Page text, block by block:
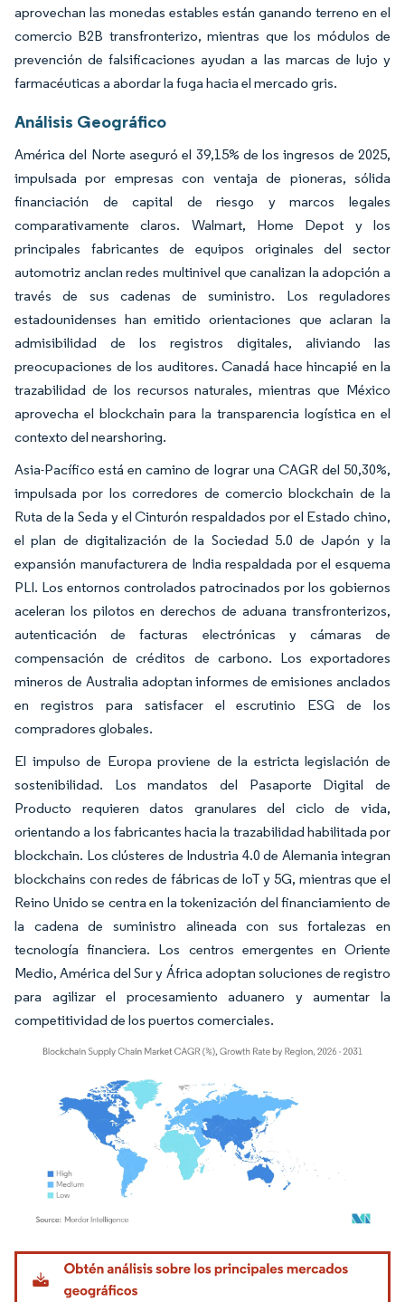
aprovechan las monedas estables están ganando terreno en el
comercio B2B transfronterizo, mientras que los módulos de
prevención de falsificaciones ayudan a las marcas de lujo y
farmacéuticas a abordar la fuga hacia el mercado gris.
Análisis Geográfico
América del Norte aseguró el 39,15% de los ingresos de 2025,
impulsada por empresas con ventaja de pioneras, sólida
financiación de capital de riesgo y marcos legales
comparativamente claros. Walmart, Home Depot y los
principales fabricantes de equipos originales del sector
automotriz anclan redes multinivel que canalizan la adopción a
través de sus cadenas de suministro. Los reguladores
estadounidenses han emitido orientaciones que aclaran la
admisibilidad de los registros digitales, aliviando las
preocupaciones de los auditores. Canadá hace hincapié en la
trazabilidad de los recursos naturales, mientras que México
aprovecha el blockchain para la transparencia logística en el
contexto del nearshoring.
Asia-Pacífico está en camino de lograr una CAGR del 50,30%,
impulsada por los corredores de comercio blockchain de la
Ruta de la Seda y el Cinturón respaldados por el Estado chino,
el plan de digitalización de la Sociedad 5.0 de Japón y la
expansión manufacturera de India respaldada por el esquema
PLI. Los entornos controlados patrocinados por los gobiernos
aceleran los pilotos en derechos de aduana transfronterizos,
autenticación de facturas electrónicas y cámaras de
compensación de créditos de carbono. Los exportadores
mineros de Australia adoptan informes de emisiones anclados
en registros para satisfacer el escrutinio ESG de los
compradores globales.
El impulso de Europa proviene de la estricta legislación de
sostenibilidad. Los mandatos del Pasaporte Digital de
Producto requieren datos granulares del ciclo de vida,
orientando a los fabricantes hacia la trazabilidad habilitada por
blockchain. Los clústeres de Industria 4.0 de Alemania integran
blockchains con redes de fábricas de IoT y 5G, mientras que el
Reino Unido se centra en la tokenización del financiamiento de
la cadena de suministro alineada con sus fortalezas en
tecnología financiera. Los centros emergentes en Oriente
Medio, América del Sur y África adoptan soluciones de registro
para agilizar el procesamiento aduanero y aumentar la
competitividad de los puertos comerciales.
Imagen © Mordor Intelligence. El uso requiere atribución según CC BY 4.0.